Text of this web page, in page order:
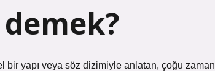
bir yapı veya söz dizimiyle anlatan, çoğu zaman